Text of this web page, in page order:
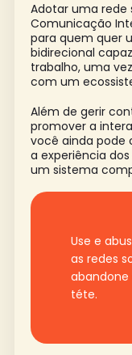
Adotar uma rede
Comunicação
para quem quer
bidirecional
trabalho, uma
com um
Além de gerir
promover a
você ainda pode
a experiência
um sistema
Use e
as redes
téte.